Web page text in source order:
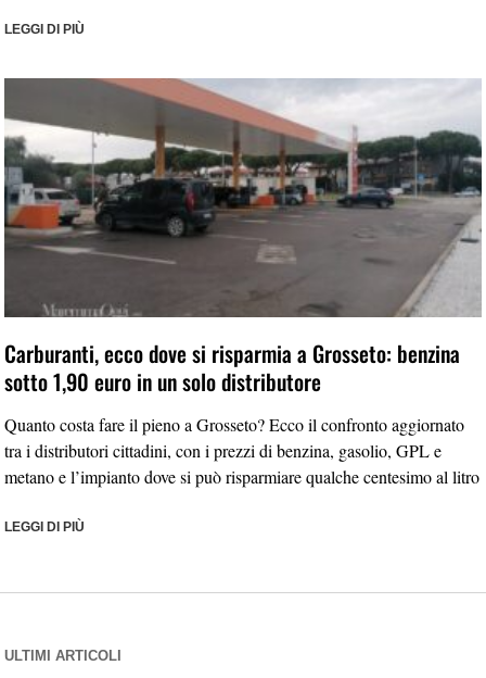
LEGGI DI PIÙ
Carburanti, ecco dove si risparmia a Grosseto: benzina
sotto 1,90 euro in un solo distributore
Quanto costa fare il pieno a Grosseto? Ecco il confronto aggiornato
tra i distributori cittadini, con i prezzi di benzina, gasolio, GPL e
metano e l’impianto dove si può risparmiare qualche centesimo al litro
LEGGI DI PIÙ
ULTIMI ARTICOLI